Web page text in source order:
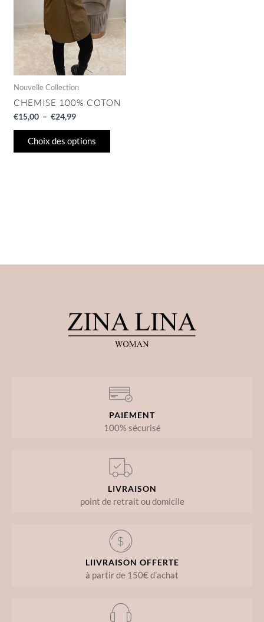
Nouvelle Collection
CHEMISE 100% COTON
€15,00 – €24,99
Choix des options
options
peuvent
être
choisies
la
du
PAIEMENT
100% sécurisé
LIVRAISON
point de retrait ou domicile
LIIVRAISON OFFERTE
à partir de 150€ d’achat